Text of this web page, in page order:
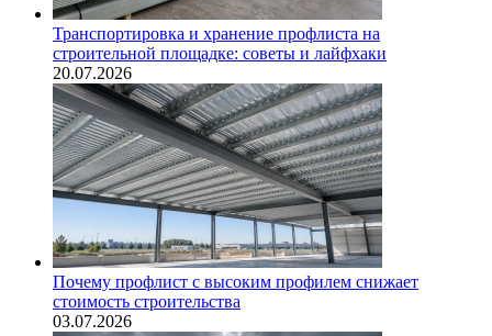
Транспортировка и хранение профлиста на
строительной площадке: советы и лайфхаки
20.07.2026
Почему профлист с высоким профилем снижает
стоимость строительства
03.07.2026